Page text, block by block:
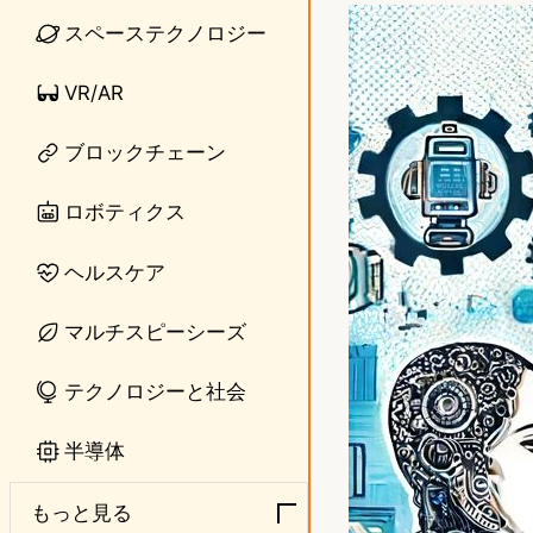
スペーステクノロジー
VR/AR
ブロックチェーン
ロボティクス
ヘルスケア
マルチスピーシーズ
テクノロジーと社会
半導体
もっと見る
n
e
s
t
o
d
o
n